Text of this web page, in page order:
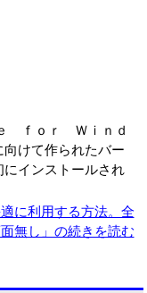
ｅ ｆｏｒ Ｗｉｎｄ
けて作られたバー
インストールされ
に利用する方法。全
無し」の続きを読む